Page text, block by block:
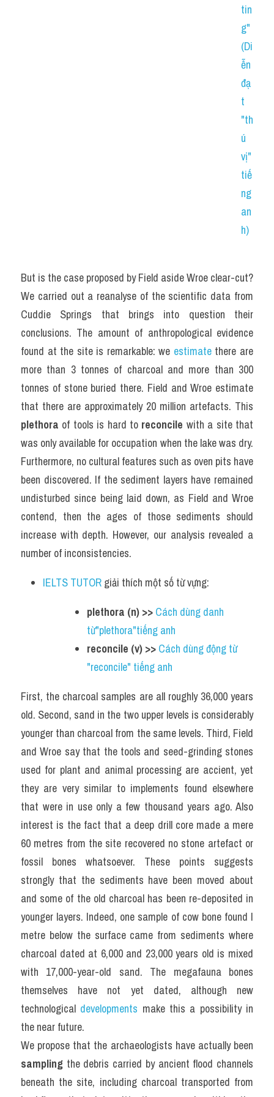
tin
g"
(Di
ễn
đạ
t
"th
ú
vị"
tiế
ng
an
h)
But is the case proposed by Field aside Wroe clear-cut?
We carried out a reanalyse of the scientific data from
Cuddie Springs that brings into question their
conclusions. The amount of anthropological evidence
found at the site is remarkable: we estimate there are
more than 3 tonnes of charcoal and more than 300
tonnes of stone buried there. Field and Wroe estimate
plethora of tools is hard to reconcile with a site that
was only available for occupation when the lake was dry.
Furthermore, no cultural features such as oven pits have
been discovered. If the sediment layers have remained
undisturbed since being laid down, as Field and Wroe
contend, then the ages of those sediments should
increase with depth. However, our analysis revealed a
number of inconsistencies.
IELTS TUTOR giải thích một số từ vựng:
plethora (n) >> Cách dùng danh
từ"plethora"tiếng anh
reconcile (v) >> Cách dùng động từ
"reconcile" tiếng anh
First, the charcoal samples are all roughly 36,000 years
old. Second, sand in the two upper levels is considerably
younger than charcoal from the same levels. Third, Field
and Wroe say that the tools and seed-grinding stones
used for plant and animal processing are accient, yet
they are very similar to implements found elsewhere
that were in use only a few thousand years ago. Also
interest is the fact that a deep drill core made a mere
60 metres from the site recovered no stone artefact or
fossil bones whatsoever. These points suggests
strongly that the sediments have been moved about
and some of the old charcoal has been re-deposited in
younger layers. Indeed, one sample of cow bone found I
metre below the surface came from sediments where
charcoal dated at 6,000 and 23,000 years old is mixed
with 17,000-year-old sand. The megafauna bones
themselves have not yet dated, although new
technological developments make this a possibility in
the near future.
sampling the debris carried by ancient flood channels
beneath the site, including charcoal transported from